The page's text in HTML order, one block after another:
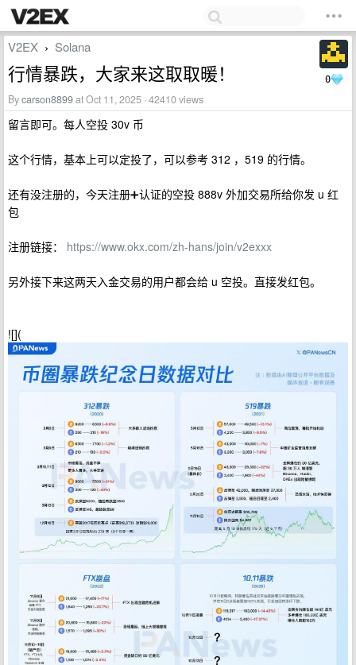
0
V2EX › Solana
行情暴跌，大家来这取取暖！
Bycarson8899at Oct 11, 2025 · 42410 views
留言即可。每人空投 30v 币
这个行情，基本上可以定投了，可以参考 312 ，519 的行情。
还有没注册的，今天注册➕认证的空投 888v 外加交易所给你发 u 红
包
注册链接： https://www.okx.com/zh-hans/join/v2exxx
另外接下来这两天入金交易的用户都会给 u 空投。直接发红包。
![](